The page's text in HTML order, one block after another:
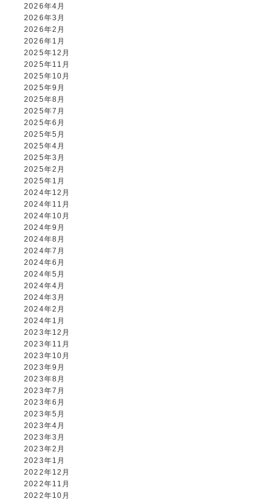
2026年4月
2026年3月
2026年2月
2026年1月
2025年12月
2025年11月
2025年10月
2025年9月
2025年8月
2025年7月
2025年6月
2025年5月
2025年4月
2025年3月
2025年2月
2025年1月
2024年12月
2024年11月
2024年10月
2024年9月
2024年8月
2024年7月
2024年6月
2024年5月
2024年4月
2024年3月
2024年2月
2024年1月
2023年12月
2023年11月
2023年10月
2023年9月
2023年8月
2023年7月
2023年6月
2023年5月
2023年4月
2023年3月
2023年2月
2023年1月
2022年12月
2022年11月
2022年10月